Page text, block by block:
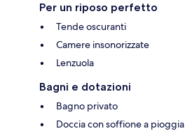
Per un riposo perfetto
Tende oscuranti
Camere insonorizzate
Lenzuola
Bagni e dotazioni
Bagno privato
Doccia con soffione a pioggia